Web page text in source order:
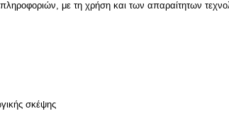
με τη χρήση και των απαραίτητων
σκέψης